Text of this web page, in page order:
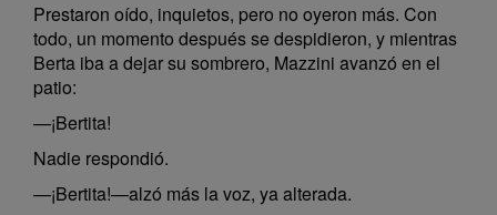
Prestaron oído, inquietos, pero no oyeron más. Con
todo, un momento después se despidieron, y mientras
Berta iba a dejar su sombrero, Mazzini avanzó en el
patio:
—¡Bertita!
Nadie respondió.
—¡Bertita!—alzó más la voz, ya alterada.